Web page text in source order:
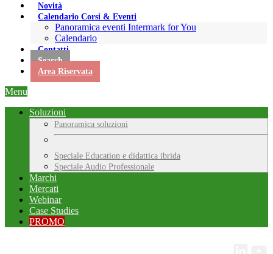
Novità
Calendario Corsi & Eventi
Panoramica eventi Intermark for You
Calendario
Contatti
Search
Area Riservata
Menu
Soluzioni
Panoramica soluzioni
Speciale Education e didattica ibrida
Speciale Audio Professionale
Marchi
Mercati
Webinar
Case Studies
PROMO